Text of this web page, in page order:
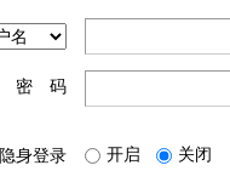
密 码
隐身登录 开启 关闭